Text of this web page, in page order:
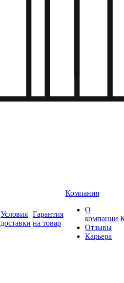
Условия
доставки
Гарантия
на товар
Компания
О
компании
Отзывы
Карьера